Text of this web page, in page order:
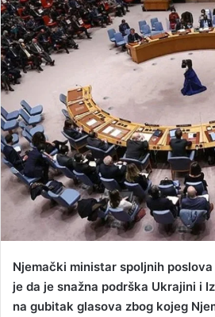
d
a
n
a
i
l
Njemački ministar spoljnih
je da je snažna podrška Ukrajini i
na gubitak glasova zbog kojeg